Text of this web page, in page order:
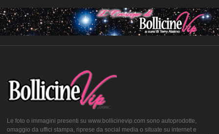
Le foto o immagini presenti su www.bollicinevip.com sono autoprodotte,
omaggio da uffici stampa, riprese da social media o situate su internet e